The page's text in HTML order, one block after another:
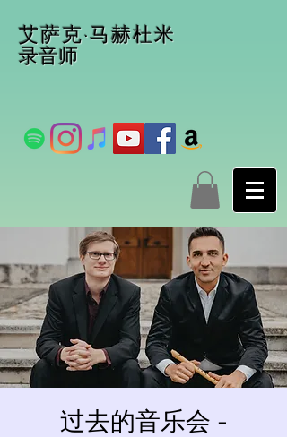
艾萨克·马赫杜米
录音师
过去的音乐会 -